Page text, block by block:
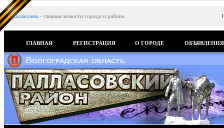
Палласовка - главные новости города и района
ГЛАВНАЯ РЕГИСТРАЦИЯ О ГОРОДЕ ОБЪЯВЛЕНИЯ